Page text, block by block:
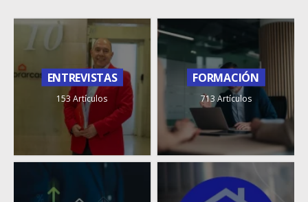
ENTREVISTAS
153 Artículos
FORMACIÓN
713 Artículos